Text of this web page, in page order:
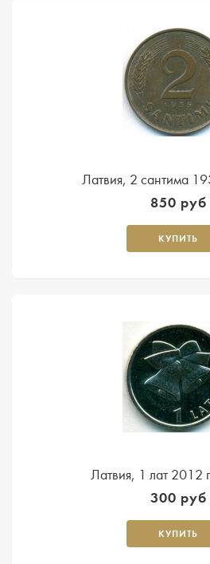
Латвия, 2 сантима
850 руб
КУПИТЬ
Латвия, 1 лат 2012
300 руб
КУПИТЬ